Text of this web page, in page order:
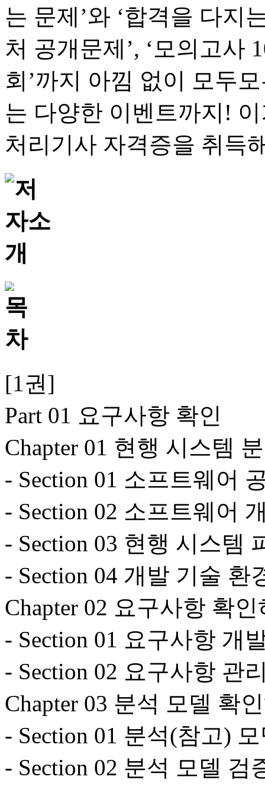
는 문제’와 ‘합격을 다지
처 공개문제’, ‘모의고사
회’까지 아낌 없이 모두
는 다양한 이벤트까지!
처리기사 자격증을 취득
[1권]
Part 01 요구사항 확인
Chapter 01 현행 시스템
- Section 01 소프트웨어
- Section 02 소프트웨어
- Section 03 현행 시스템
- Section 04 개발 기술 환
Chapter 02 요구사항 확
- Section 01 요구사항 개
- Section 02 요구사항 관
Chapter 03 분석 모델 확
- Section 01 분석(참고)
- Section 02 분석 모델 검